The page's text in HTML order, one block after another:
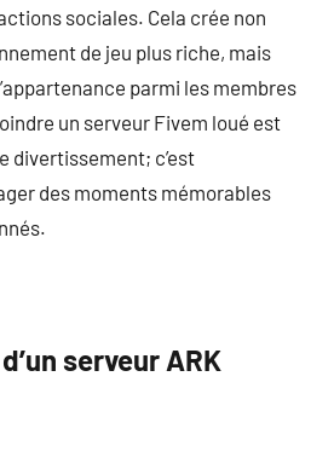
sociales. Cela crée non
de jeu plus riche, mais
parmi les membres
un serveur Fivem loué est
divertissement; c’est
des moments mémorables
serveur ARK